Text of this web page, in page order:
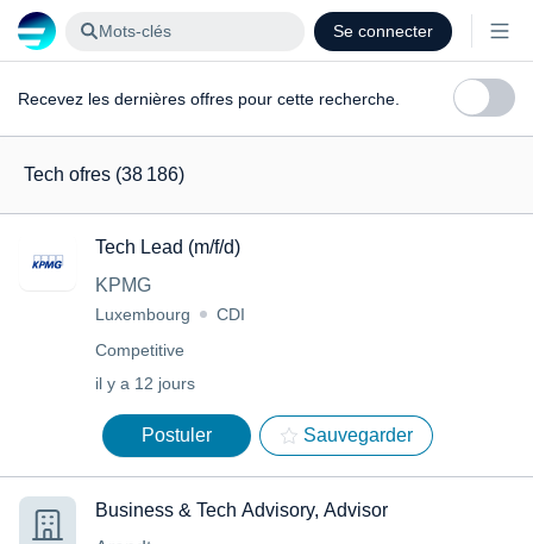
Mots-clés Se connecter
Recevez les dernières offres pour cette recherche.
Tech ofres (38 186)
Tech Lead (m/f/d)
KPMG
Luxembourg
CDI
Competitive
il y a 12 jours
Postuler Sauvegarder
Business & Tech Advisory, Advisor